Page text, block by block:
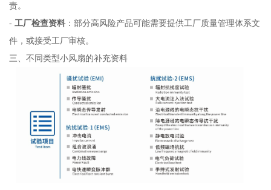
责。
- 工厂检查资料：部分高风险产品可能需要提供工厂质量管理体系文
件，或接受工厂审核。
三、不同类型小风扇的补充资料